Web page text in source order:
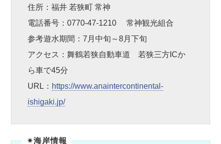
住所：福井 若狭町 常神
電話番号：0770-47-1210 常神観光組合
参考遊水期間：7月中旬～8月下旬
アクセス：舞鶴若狭自動車道 若狭三方ICか
ら車で45分
URL： https://www.anaintercontinental-
ishigaki.jp/
✴︎海岸情報